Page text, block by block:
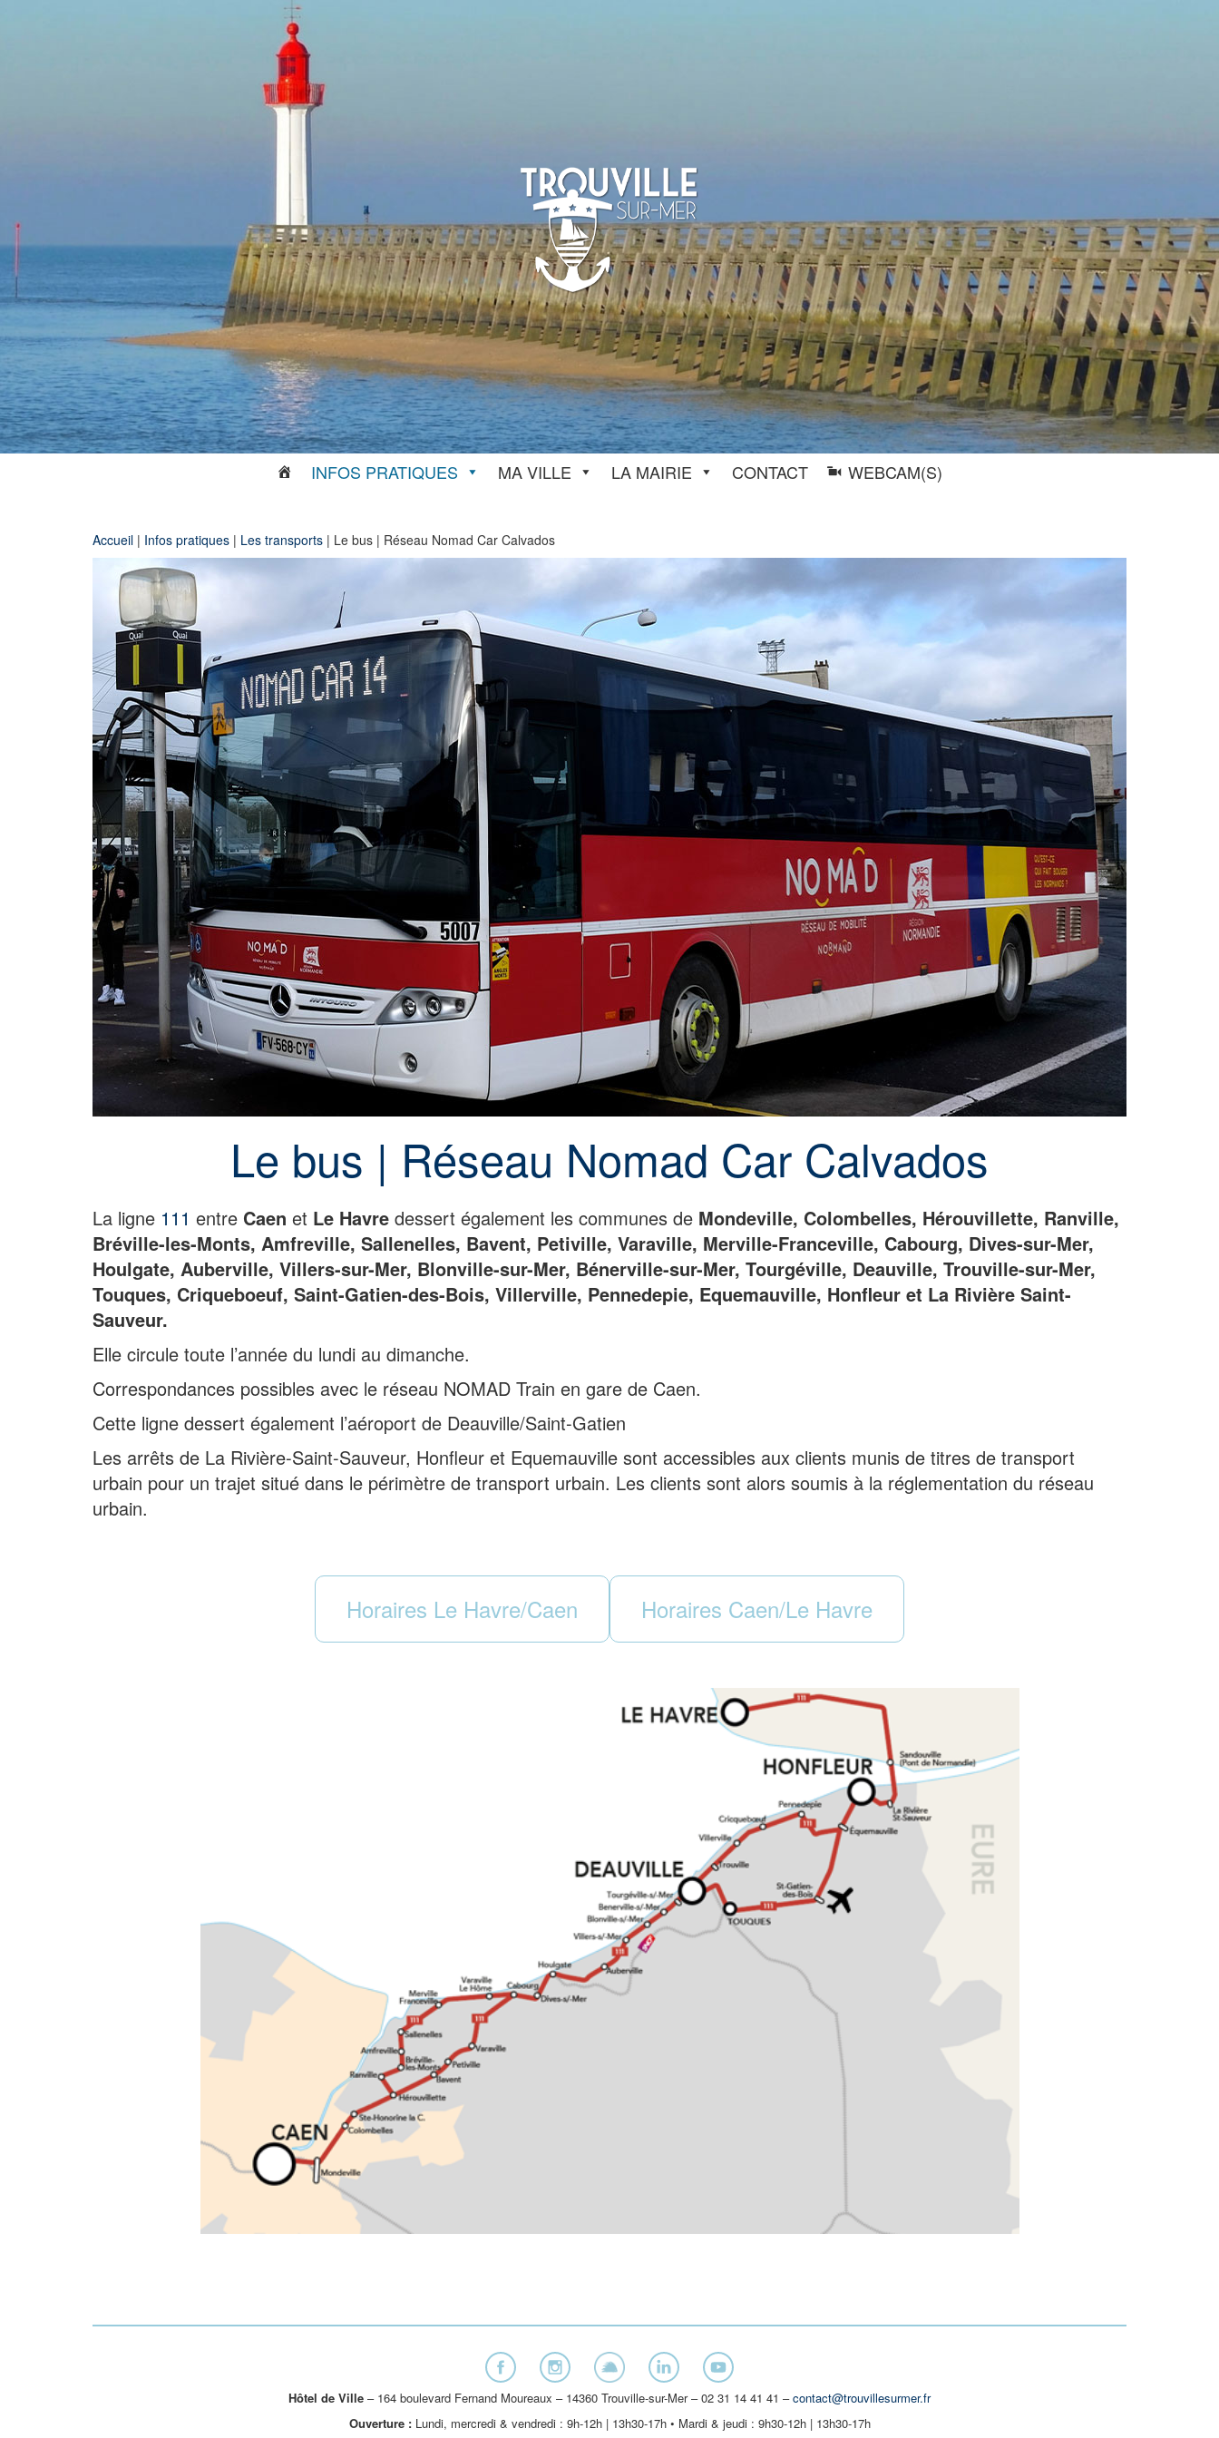
TROUVILLE-SUR-MER
INFOS PRATIQUES MA VILLE LA MAIRIE CONTACT WEBCAM(S)
Accueil | Infos pratiques | Les transports | Le bus | Réseau Nomad Car Calvados
Le bus | Réseau Nomad Car Calvados
La ligne 111 entre Caen et Le Havre dessert également les communes de Mondeville, Colombelles, Hérouvillette, Ranville,
Bréville-les-Monts, Amfreville, Sallenelles, Bavent, Petiville, Varaville, Merville-Franceville, Cabourg, Dives-sur-Mer,
Houlgate, Auberville, Villers-sur-Mer, Blonville-sur-Mer, Bénerville-sur-Mer, Tourgéville, Deauville, Trouville-sur-Mer,
Touques, Criqueboeuf, Saint-Gatien-des-Bois, Villerville, Pennedepie, Equemauville, Honfleur et La Rivière Saint-
Sauveur.
Elle circule toute l’année du lundi au dimanche.
Correspondances possibles avec le réseau NOMAD Train en gare de Caen.
Cette ligne dessert également l’aéroport de Deauville/Saint-Gatien
Les arrêts de La Rivière-Saint-Sauveur, Honfleur et Equemauville sont accessibles aux clients munis de titres de transport
urbain pour un trajet situé dans le périmètre de transport urbain. Les clients sont alors soumis à la réglementation du réseau
urbain.
Horaires Le Havre/Caen Horaires Caen/Le Havre
Hôtel de Ville – 164 boulevard Fernand Moureaux – 14360 Trouville-sur-Mer – 02 31 14 41 41 –contact@trouvillesurmer.fr
Ouverture :Lundi, mercredi & vendredi : 9h-12h | 13h30-17h • Mardi & jeudi : 9h30-12h | 13h30-17h